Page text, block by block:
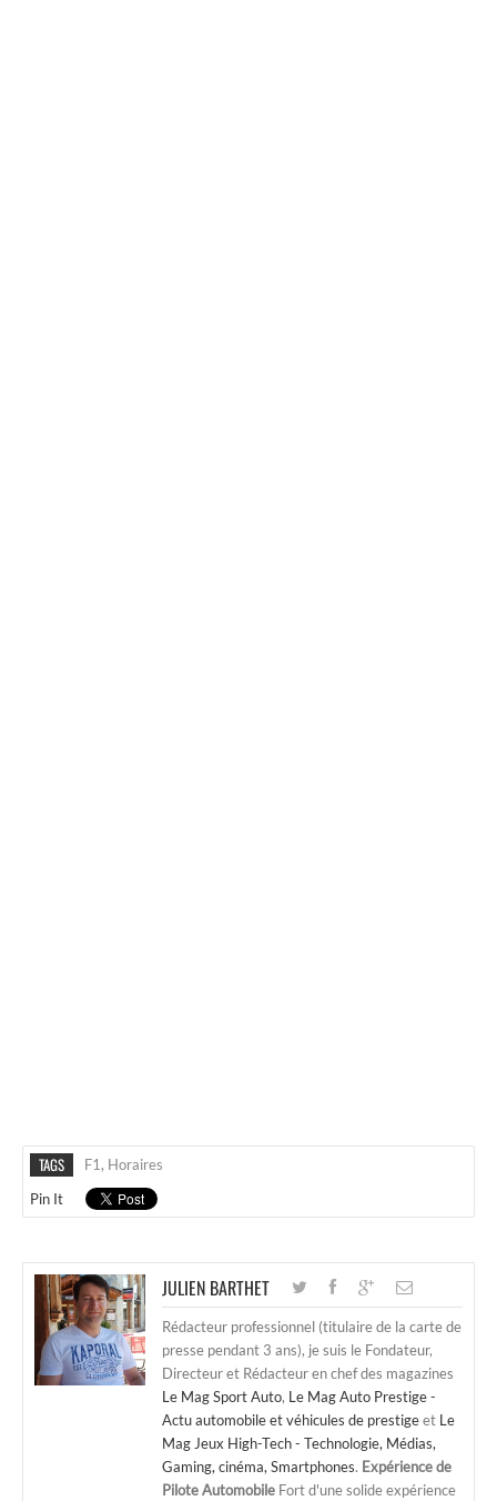
TAGS F1, Horaires
Pin It
JULIEN BARTHET
Rédacteur professionnel (titulaire de la carte de
presse pendant 3 ans), je suis le Fondateur,
Directeur et Rédacteur en chef des magazines
Le Mag Sport Auto, Le Mag Auto Prestige -
Actu automobile et véhicules de prestigeet Le
Mag Jeux High-Tech - Technologie, Médias,
Gaming, cinéma, Smartphones. Expérience de
Pilote Automobile Fort d'une solide expérience